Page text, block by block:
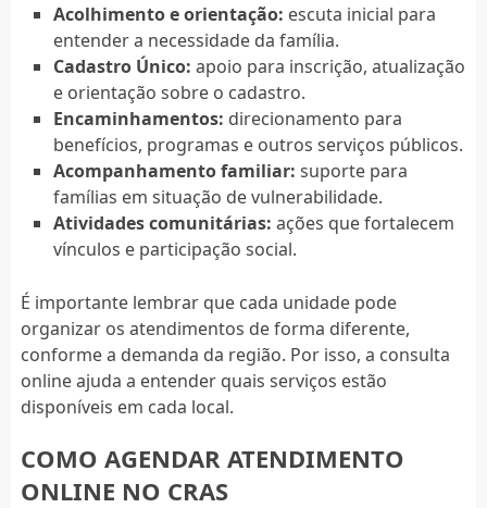
Acolhimento e orientação: escuta inicial para
entender a necessidade da família.
Cadastro Único: apoio para inscrição, atualização
e orientação sobre o cadastro.
Encaminhamentos: direcionamento para
benefícios, programas e outros serviços públicos.
Acompanhamento familiar: suporte para
famílias em situação de vulnerabilidade.
Atividades comunitárias: ações que fortalecem
vínculos e participação social.
É importante lembrar que cada unidade pode
organizar os atendimentos de forma diferente,
conforme a demanda da região. Por isso, a consulta
online ajuda a entender quais serviços estão
disponíveis em cada local.
COMO AGENDAR ATENDIMENTO
ONLINE NO CRAS